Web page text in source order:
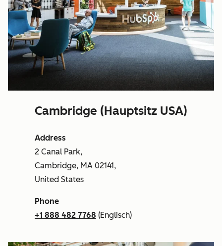
Cambridge (Hauptsitz USA)
Address
2 Canal Park,
Cambridge, MA 02141,
United States
Phone
+1 888 482 7768 (Englisch)